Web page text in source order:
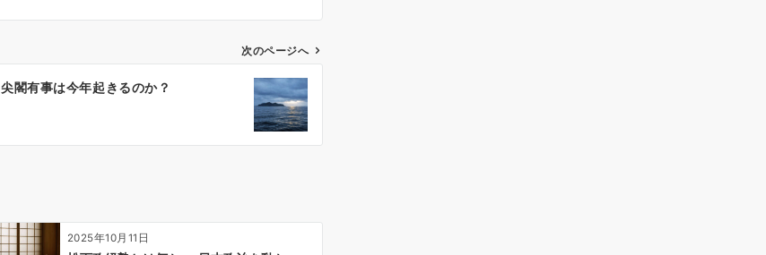
次のページへ
尖閣有事は今年起きるのか？
2025年10月11日